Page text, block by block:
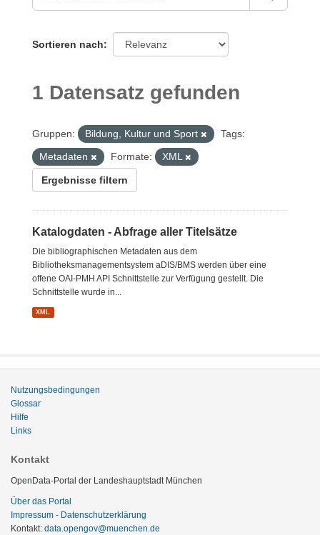
Sortieren nach
1 Datensatz gefunden
Gruppen: Bildung, Kultur und Sport
Tags:
Metadaten
Formate: XML
Ergebnisse filtern
Katalogdaten - Abfrage aller Titelsätze
Die bibliographischen Metadaten aus dem
Bibliotheksmanagementsystem aDIS/BMS werden über eine
offene OAI-PMH API Schnittstelle zur Verfügung gestellt. Die
Schnittstelle wurde in...
XML
Nutzungsbedingungen
Glossar
Hilfe
Links
Kontakt
OpenData-Portal der Landeshauptstadt München
Über das Portal
Impressum - Datenschutzerklärung
Kontakt: data.opengov@muenchen.de